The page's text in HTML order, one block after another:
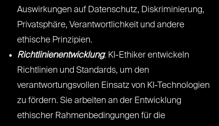
Auswirkungen auf Datenschutz, Diskriminierung,
Privatsphäre, Verantwortlichkeit und andere
ethische Prinzipien.
Richtlinienentwicklung: KI-Ethiker entwickeln
Richtlinien und Standards, um den
verantwortungsvollen Einsatz von KI-Technologien
zu fördern. Sie arbeiten an der Entwicklung
ethischer Rahmenbedingungen für die